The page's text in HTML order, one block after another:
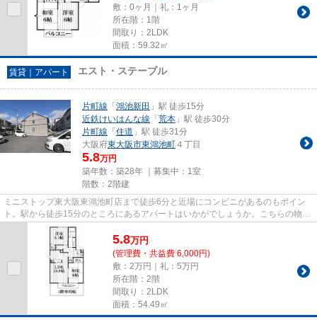
敷：0ヶ月｜礼：1ヶ月
所在階：1階
間取り：2LDK
面積：59.32㎡
賃貸｜アパート エスト・ステーブル
片町線 「 鴻池新田 」駅 徒歩15分
近鉄けいはんな線 「 荒本 」駅 徒歩30分
片町線 「 住道 」駅 徒歩31分
大阪府東大阪市東鴻池町 ４丁目
5.8万円
築年数：築28年 ｜募集中： 1室
階数：2階建
ミニストップ東大阪東鴻池町店まで徒歩6分と近場にコンビニがあるのもポイン
ト。駅から徒歩15分のところにあるアパートはいかがでしょうか。こちらの物件
はアパートです。こちらの物件...
5.8万円
(管理費・共益費 6,000円)
敷：2万円｜礼：5万円
所在階：2階
間取り：2LDK
面積：54.49㎡